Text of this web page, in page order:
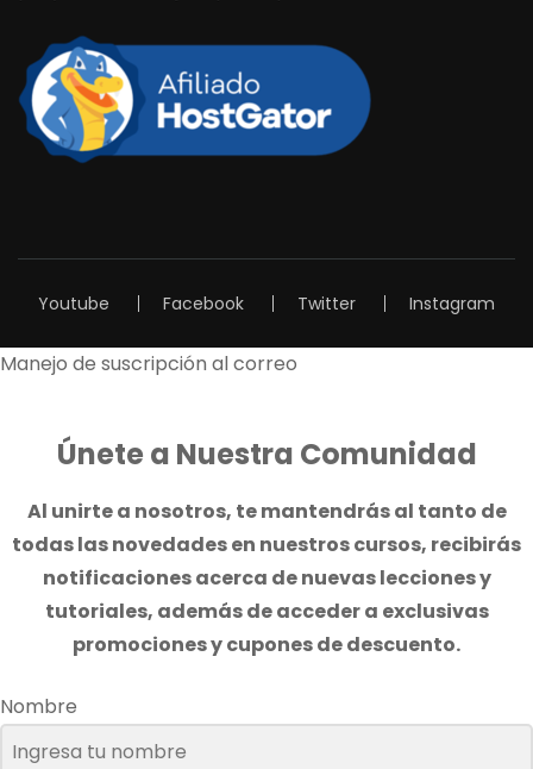
Youtube Facebook Twitter Instagram
Manejo de suscripción al correo
Únete a Nuestra Comunidad
Al unirte a nosotros, te mantendrás al tanto de
todas las novedades en nuestros cursos, recibirás
notificaciones acerca de nuevas lecciones y
tutoriales, además de acceder a exclusivas
promociones y cupones de descuento.
Nombre